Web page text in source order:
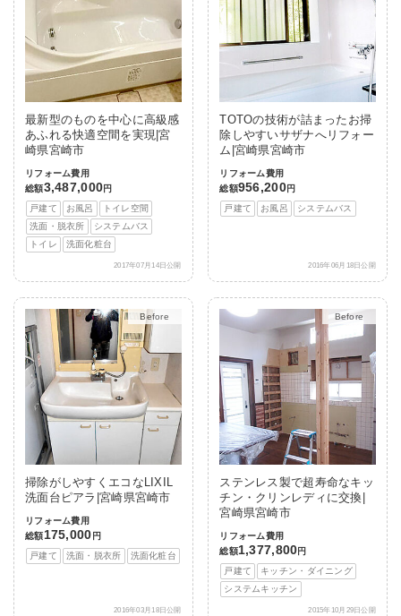
最新型のものを中心に高級感
あふれる快適空間を実現|宮
崎県宮崎市
リフォーム費用
総額3,487,000円
戸建て
お風呂
トイレ空間
洗面・脱衣所
システムバス
トイレ
洗面化粧台
2017年07月14日公開
TOTOの技術が詰まったお掃
除しやすいサザナへリフォー
ム|宮崎県宮崎市
リフォーム費用
総額956,200円
戸建て
お風呂 システムバス
2016年06月18日公開
After
掃除がしやすくエコなLIXIL
洗面台ピアラ|宮崎県宮崎市
リフォーム費用
総額175,000 円
戸建て
洗面・脱衣所 洗面化粧台
2016年03月18日公開
After
ステンレス製で超寿命なキッ
チン・クリンレディに交換|
宮崎県宮崎市
リフォーム費用
総額1,377,800円
戸建て
キッチン・ダイニング
システムキッチン
2015年10月29日公開